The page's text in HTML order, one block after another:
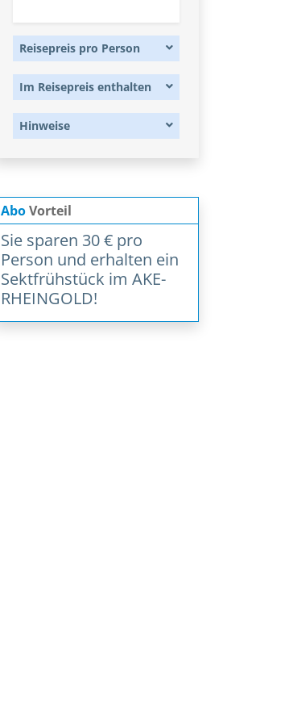
Reisepreis pro Person
Im Reisepreis enthalten
Hinweise
AboVorteil
Sie sparen 30 € pro
Person und erhalten ein
Sektfrühstück im AKE-
RHEINGOLD!